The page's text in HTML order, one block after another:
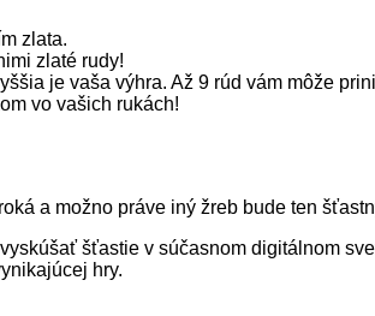
zlata.
zlaté rudy!
je vaša výhra. Až 9 rúd vám môže
vo vašich rukách!
a možno práve iný žreb bude ten
šťastie v súčasnom digitálnom
hry.